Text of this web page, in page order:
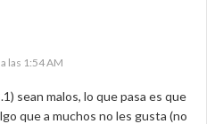
las 1:54 AM
sean malos, lo que pasa es que
que a muchos no les gusta (no